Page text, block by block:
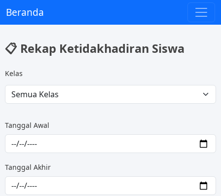
Beranda
📋 Rekap Ketidakhadiran Siswa
Kelas
Tanggal Awal
Tanggal Akhir